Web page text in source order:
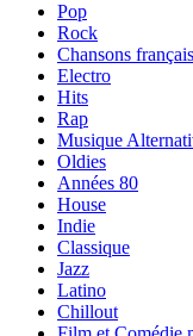
Pop
Rock
Chansons
Electro
Hits
Rap
Musique
Oldies
Années 80
House
Indie
Classique
Jazz
Latino
Chillout